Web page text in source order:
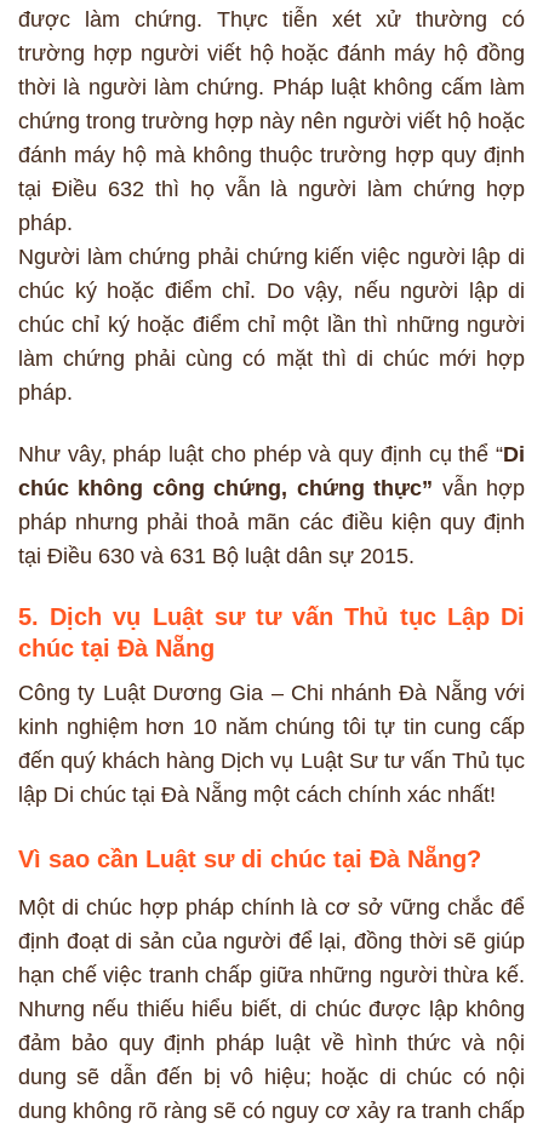
được làm chứng. Thực tiễn xét xử thường có
trường hợp người viết hộ hoặc đánh máy hộ đồng
thời là người làm chứng. Pháp luật không cấm làm
chứng trong trường hợp này nên người viết hộ hoặc
đánh máy hộ mà không thuộc trường hợp quy định
tại Điều 632 thì họ vẫn là người làm chứng hợp
pháp.
Người làm chứng phải chứng kiến việc người lập di
chúc ký hoặc điểm chỉ. Do vậy, nếu người lập di
chúc chỉ ký hoặc điểm chỉ một lần thì những người
làm chứng phải cùng có mặt thì di chúc mới hợp
pháp.
Như vây, pháp luật cho phép và quy định cụ thể “Di
chúc không công chứng, chứng thực” vẫn hợp
pháp nhưng phải thoả mãn các điều kiện quy định
tại Điều 630 và 631 Bộ luật dân sự 2015.
5. Dịch vụ Luật sư tư vấn Thủ tục Lập Di
chúc tại Đà Nẵng
Công ty Luật Dương Gia – Chi nhánh Đà Nẵng với
kinh nghiệm hơn 10 năm chúng tôi tự tin cung cấp
đến quý khách hàng Dịch vụ Luật Sư tư vấn Thủ tục
lập Di chúc tại Đà Nẵng một cách chính xác nhất!
Vì sao cần Luật sư di chúc tại Đà Nẵng?
Một di chúc hợp pháp chính là cơ sở vững chắc để
định đoạt di sản của người để lại, đồng thời sẽ giúp
hạn chế việc tranh chấp giữa những người thừa kế.
Nhưng nếu thiếu hiểu biết, di chúc được lập không
đảm bảo quy định pháp luật về hình thức và nội
dung sẽ dẫn đến bị vô hiệu; hoặc di chúc có nội
dung không rõ ràng sẽ có nguy cơ xảy ra tranh chấp